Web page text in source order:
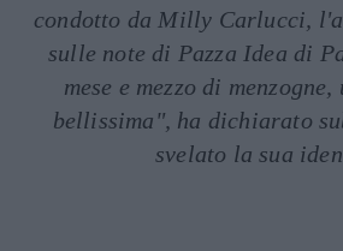
condotto da Milly Carlucci,
sulle note di Pazza Idea di
mese e mezzo di
bellissima", ha dichiarato
svelato la sua